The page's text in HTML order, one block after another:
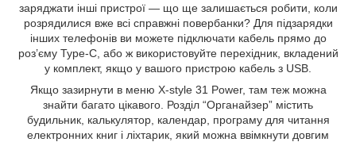
заряджати інші пристрої — що ще залишається робити, коли
розрядилися вже всі справжні повербанки? Для підзарядки
інших телефонів ви можете підключати кабель прямо до
роз’єму Type-C, або ж використовуйте перехідник, вкладений
у комплект, якщо у вашого пристрою кабель з USB.
Якщо зазирнути в меню X-style 31 Power, там теж можна
знайти багато цікавого. Розділ “Органайзер” містить
будильник, калькулятор, календар, програму для читання
електронних книг і ліхтарик, який можна ввімкнути довгим